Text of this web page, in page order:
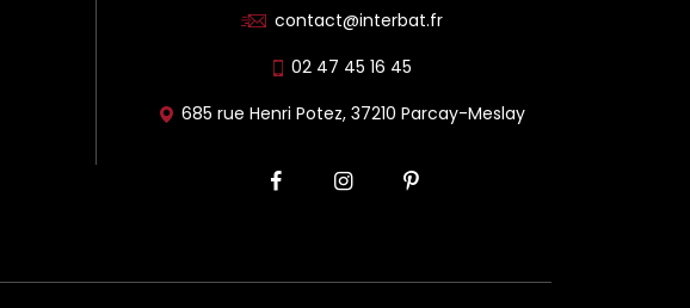
contact@interbat.fr
02 47 45 16 45
685 rue Henri Potez, 37210 Parcay-Meslay